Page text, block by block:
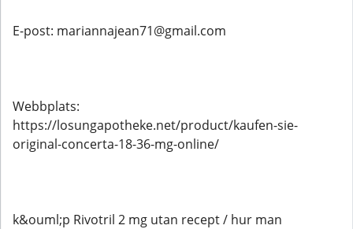
E-post: mariannajean71@gmail.com
Webbplats:
https://losungapotheke.net/product/kaufen-sie-
original-concerta-18-36-mg-online/
k&ouml;p Rivotril 2 mg utan recept / hur man